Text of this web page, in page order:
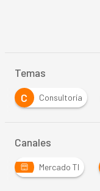
Temas
Consultoría C
Canales
Mercado TI